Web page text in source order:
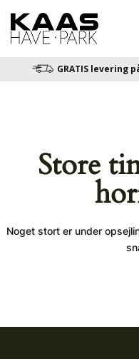
GRATIS levering
Store
Noget stort er under